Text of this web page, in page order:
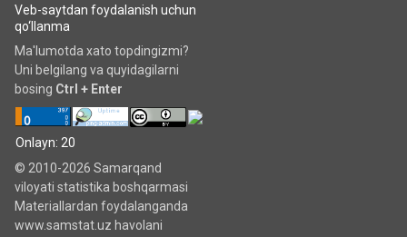
Veb-saytdan foydalanish uchun
qo‘llanma
Ma'lumotda xato topdingizmi?
Uni belgilang va quyidagilarni
bosing Ctrl + Enter
Onlayn: 20
© 2010-2026 Samarqand
viloyati statistika boshqarmasi
Materiallardan foydalanganda
www.samstat.uz havolani